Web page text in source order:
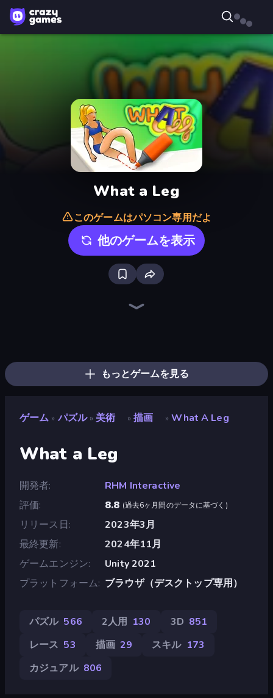
What a Leg
このゲームはパソコン専用だよ
他のゲームを表示
もっとゲームを見る
ゲーム » パズル » 美術 » 描画 » What A Leg
What a Leg
開発者
RHM Interactive
評価
8.8 (過去6ヶ月間のデータに基づく )
リリース日
2023年3月
最終更新
2024年11月
ゲームエンジン
Unity 2021
プラットフォーム ブラウザ（デスクトップ専用）
パズル 566 2人用 130 3D 851
レース 53 描画 29 スキル 173
カジュアル 806